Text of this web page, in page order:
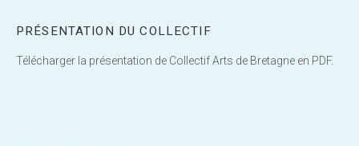
PRÉSENTATION DU COLLECTIF
Télécharger la présentation de Collectif Arts de Bretagne en PDF.